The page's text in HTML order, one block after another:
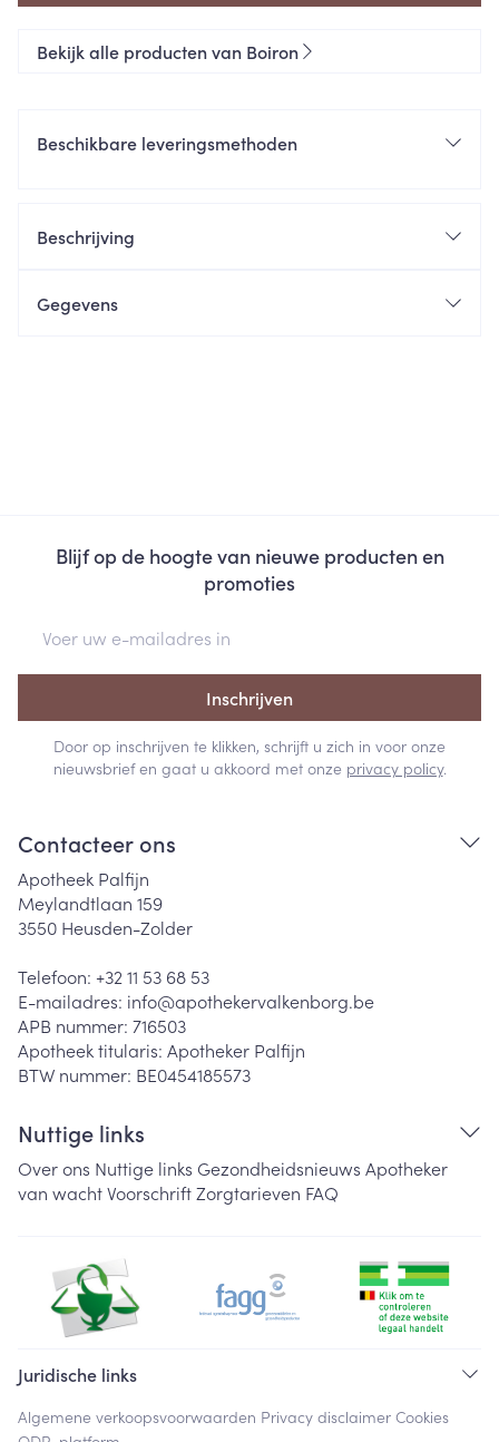
Bekijk alle producten van Boiron
Beschikbare leveringsmethoden
Beschrijving
Gegevens
Blijf op de hoogte van nieuwe producten en
promoties
Inschrijven
Door op inschrijven te klikken, schrijft u zich in voor onze
nieuwsbrief en gaat u akkoord met onze privacy policy.
Contacteer ons
Apotheek Palfijn
Meylandtlaan 159
3550 Heusden-Zolder
Telefoon: +32 11 53 68 53
E-mailadres: info@apothekervalkenborg.be
APB nummer: 716503
Apotheek titularis: Apotheker Palfijn
BTW nummer: BE0454185573
Nuttige links
Over ons Nuttige links Gezondheidsnieuws Apotheker
van wachtVoorschriftZorgtarieven FAQ
Juridische links
Algemene verkoopsvoorwaarden Privacy disclaimer Cookies